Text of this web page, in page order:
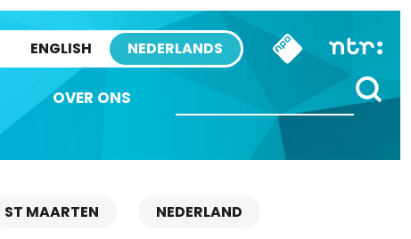
ENGLISH NEDERLANDS
OVER ONS
ST MAARTEN NEDERLAND